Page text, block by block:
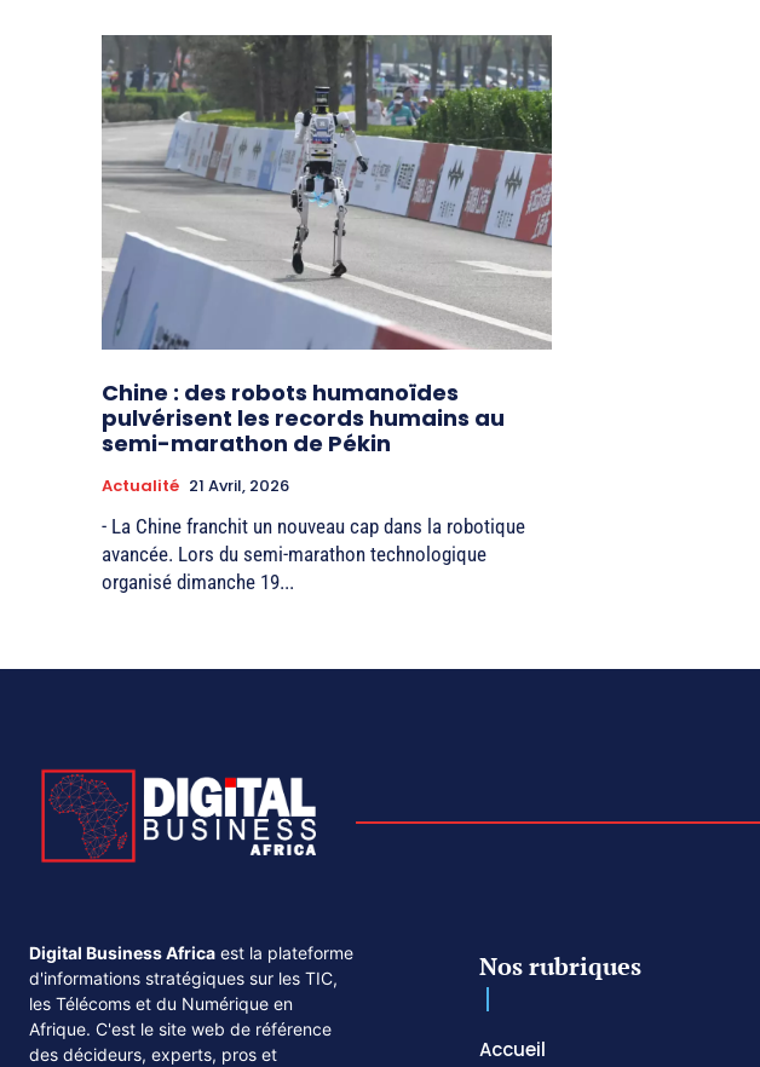
Chine : des robots humanoïdes
pulvérisent les records humains au
semi-marathon de Pékin
Actualité 21 Avril, 2026
- La Chine franchit un nouveau cap dans la robotique
avancée. Lors du semi-marathon technologique
organisé dimanche 19...
Digital Business Africa est la plateforme
d'informations stratégiques sur les TIC,
les Télécoms et du Numérique en
Afrique. C'est le site web de référence
des décideurs, experts, pros et
Nos rubriques
Accueil